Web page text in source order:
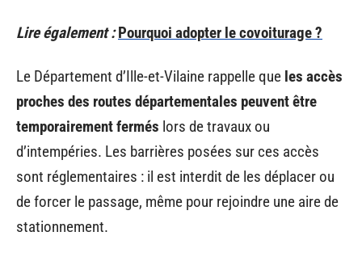
Lire également : Pourquoi adopter le covoiturage ?
Le Département d’Ille-et-Vilaine rappelle que les accès
proches des routes départementales peuvent être
temporairement fermés lors de travaux ou
d’intempéries. Les barrières posées sur ces accès
sont réglementaires : il est interdit de les déplacer ou
de forcer le passage, même pour rejoindre une aire de
stationnement.